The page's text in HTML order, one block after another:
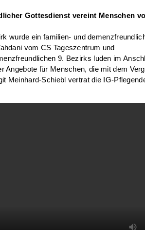
Gottesdienst vereint Menschen
wurde ein familien- und
vom CS Tageszentrum und
9. Bezirks luden im
Angebote für Menschen, die mit dem
Meinhard-Schiebl vertrat die IG-